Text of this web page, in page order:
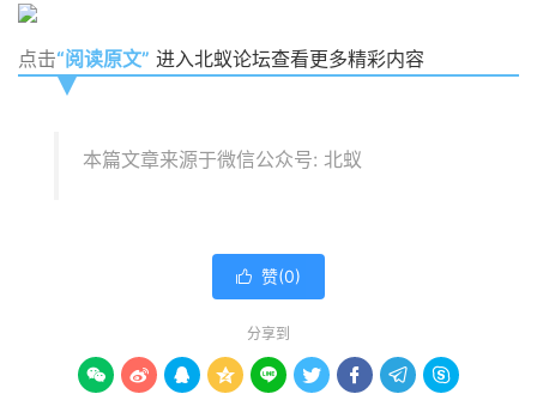
点击“阅读原文” 进入北蚁论坛查看更多精彩内容
本篇文章来源于微信公众号: 北蚁
 赞(0)
分享到
        